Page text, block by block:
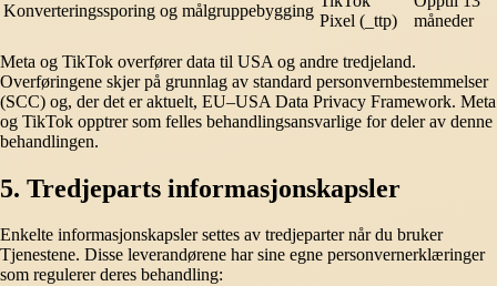
Konverteringssporing og målgruppebygging
Pixel (_ttp)
måneder
Meta og TikTok overfører data til USA og andre tredjeland.
Overføringene skjer på grunnlag av standard personvernbestemmelser
(SCC) og, der det er aktuelt, EU–USA Data Privacy Framework. Meta
og TikTok opptrer som felles behandlingsansvarlige for deler av denne
behandlingen.
5. Tredjeparts informasjonskapsler
Enkelte informasjonskapsler settes av tredjeparter når du bruker
Tjenestene. Disse leverandørene har sine egne personvernerklæringer
som regulerer deres behandling: